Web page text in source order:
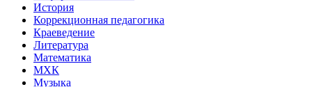
История
Коррекционная педагогика
Краеведение
Литература
Математика
МХК
Музыка